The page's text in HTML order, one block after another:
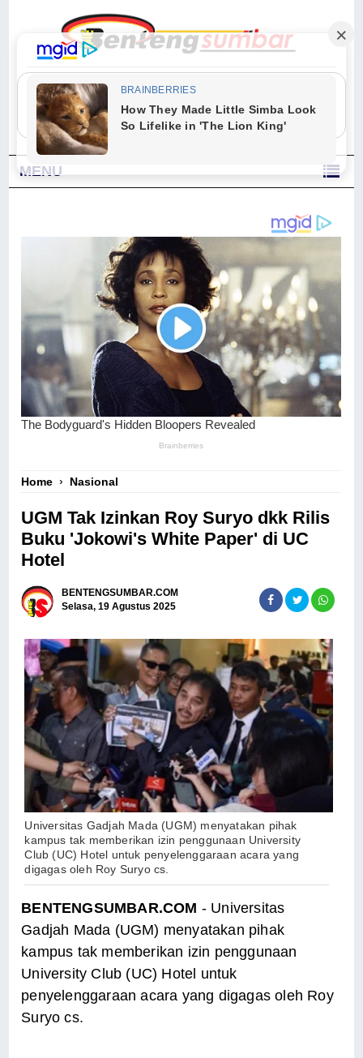
"Sesungguhnya Allah dan para malaikat-Nya berselawat untuk Nabi.
Wahai orang-orang yang beriman, berselawatlah kamu untuk Nabi dan
ucapkanlah salam dengan penuh penghormatan kepadanya." (Qs. Al
Ahzab Ayat 56)
MENU
Home › Nasional
UGM Tak Izinkan Roy Suryo dkk Rilis
Buku 'Jokowi's White Paper' di UC
Hotel
BENTENGSUMBAR.COM
Selasa, 19 Agustus 2025
Universitas Gadjah Mada (UGM) menyatakan pihak
kampus tak memberikan izin penggunaan University
Club (UC) Hotel untuk penyelenggaraan acara yang
digagas oleh Roy Suryo cs.
BENTENGSUMBAR.COM - Universitas
Gadjah Mada (UGM) menyatakan pihak
kampus tak memberikan izin penggunaan
University Club (UC) Hotel untuk
penyelenggaraan acara yang digagas oleh Roy
Suryo cs.